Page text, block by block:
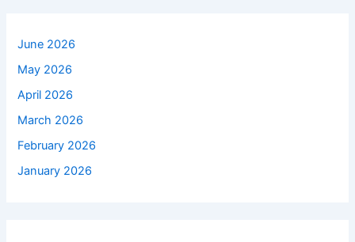
June 2026
May 2026
April 2026
March 2026
February 2026
January 2026